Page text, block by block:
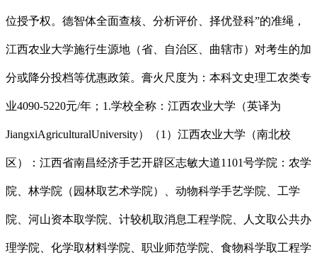
位授予权。德智体全面查核、分析评价、择优登科”的准绳，
江西农业大学施行生源地（省、自治区、曲辖市）对考生的加
分或降分投档等优惠政策。膏火尺度为：本科文史理工农类专
业4090-5220元/年；1.学校全称：江西农业大学（英译为
JiangxiAgriculturalUniversity）（1）江西农业大学（南北校
区）：江西省南昌经济手艺开辟区志敏大道1101号学院：农学
院、林学院（园林取艺术学院）、动物科学手艺学院、工学
院、河山资本取学院、计较机取消息工程学院、人文取公共办
理学院、化学取材料学院、职业师范学院、食物科学取工程学